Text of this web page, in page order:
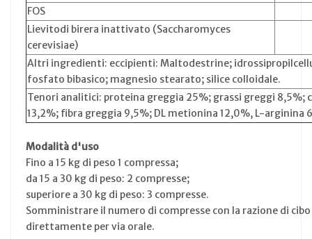
FOS
Lievitodi birera inattivato (Saccharomyces
cerevisiae)
Altri ingredienti: eccipienti: Maltodestrine;
fosfato bibasico; magnesio stearato; silice colloidale.
Tenori analitici: proteina greggia 25%; grassi greggi 8,5%;
13,2%; fibra greggia 9,5%; DL metionina 12,0%, L-arginina
Modalità d'uso
Fino a 15 kg di peso 1 compressa;
da 15 a 30 kg di peso: 2 compresse;
superiore a 30 kg di peso: 3 compresse.
Somministrare il numero di compresse con la razione di
direttamente per via orale.